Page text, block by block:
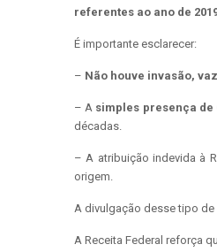
referentes ao ano de
É importante esclarecer:
– Não houve invasão,
– A simples presença de
décadas.
– A atribuição indevida à
origem.
A divulgação desse tipo
A Receita Federal reforça